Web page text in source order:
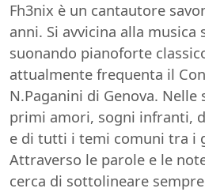
Fh3nix è un cantautore
anni. Si avvicina alla musica
suonando pianoforte
attualmente frequenta il
N.Paganini di Genova. Nelle
primi amori, sogni infranti,
e di tutti i temi comuni tra i
Attraverso le parole e le
cerca di sottolineare